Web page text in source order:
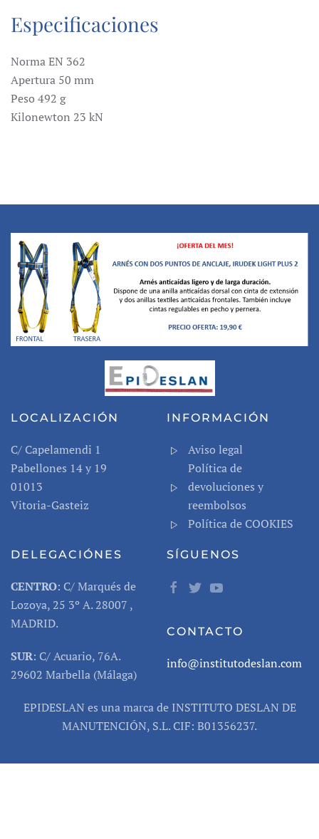
Especificaciones
Norma EN 362
Apertura 50 mm
Peso 492 g
Kilonewton 23 kN
LOCALIZACIÓN
C/ Capelamendi 1
Pabellones 14 y 19
01013
Vitoria-Gasteiz
INFORMACIÓN
Aviso legal
Política de
devoluciones y
reembolsos
Política de COOKIES
DELEGACIÓNES
CENTRO: C/ Marqués de
Lozoya, 25 3º A. 28007 ,
MADRID.
SUR: C/ Acuario, 76A.
29602 Marbella (Málaga)
SÍGUENOS
CONTACTO
info@institutodeslan.com
EPIDESLAN es una marca de INSTITUTO DESLAN DE
MANUTENCIÓN, S.L. CIF: B01356237.